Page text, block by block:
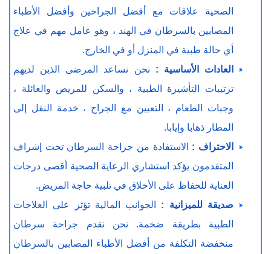
الصحية علاقات مع أفضل الجراحين وأفضل الأطباء
المصابين بالسرطان في الهند ، وهو عامل مهم في علاج
أي حالة طبية في المنزل أو في الخارج.
العادات الأساسية : نحن نساعد المرضى الذين لديهم
ترتيبات التأشيرة الطبية ، والسكن للمريض والعائلة ،
وجبات الطعام ، التعيين مع الجراح ، خدمة النقل إلى
المطار ذهابا وإيابا.
الاحتراف :
الاستفادة من جراحة السرطان تحت إشراف
المتقدمون يؤكد استشاري الرعاية الصحية أقصى درجات
العناية للحفاظ على الأخلاق في تلبية حاجة المريض.
صديقة للميزانية :
الجوانب المالية تؤثر على العلاجات
الطبية بطريقة ضخمة. نحن نقدم جراحة سرطان
منخفضة التكلفة من أفضل الأطباء المصابين بالسرطان